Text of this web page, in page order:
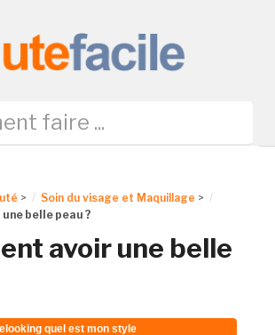
> Soin du visage et Maquillage >
belle peau ?
avoir une belle